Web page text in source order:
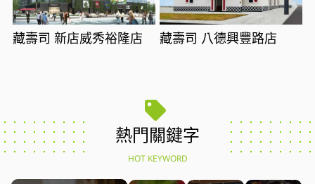
藏壽司 新店威秀裕隆店 藏壽司 八德興豐路店
熱門關鍵字
HOT KEYWORD